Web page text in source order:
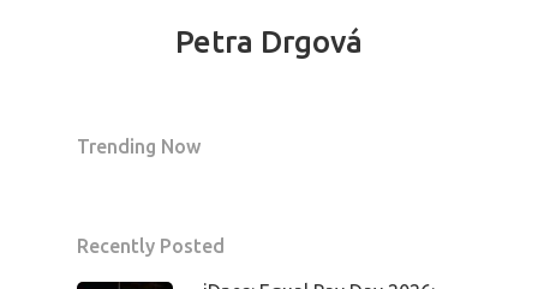
Petra Drgová
Trending Now
Recently Posted
Program 27.3.